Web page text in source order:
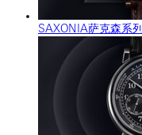
SAXONIA萨克森系列